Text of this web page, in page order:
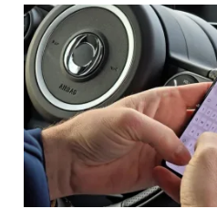
Majitelé
i
řidiči
off-
roadu
INEOS
Grenadier
mohou
využívat
umělou
inteligenci.
jim
s